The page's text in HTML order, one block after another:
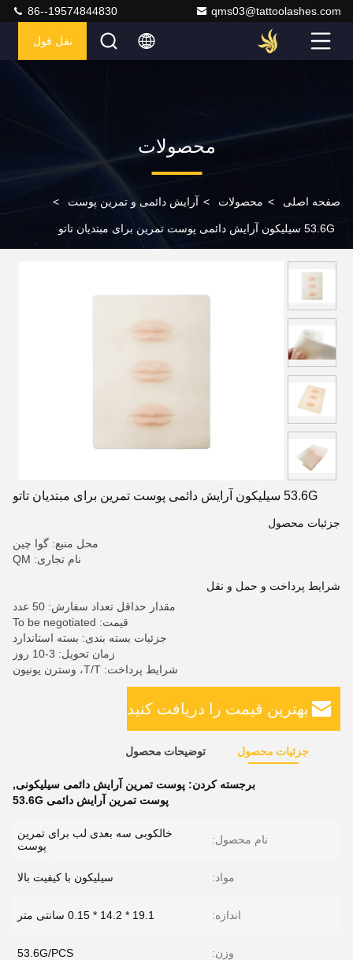
qms03@tattoolashes.com
86--19574844830
نقل قول
محصولات
صفحه اصلی > محصولات > آرایش دائمی و تمرین پوست >
53.6G سیلیکون آرایش دائمی پوست تمرین برای مبتدیان تاتو
53.6G سیلیکون آرایش دائمی پوست تمرین برای مبتدیان تاتو
جزئیات محصول
محل منبع: گوا چین
نام تجاری: QM
شرایط پرداخت و حمل و نقل
مقدار حداقل تعداد سفارش: 50 عدد
قیمت: To be negotiated
جزئیات بسته بندی: بسته استاندارد
زمان تحویل: 3-10 روز
شرایط پرداخت: T/T، وسترن یونیون
بهترین قیمت را دریافت کنید
جزئیات محصول توضیحات محصول
برجسته کردن: پوست تمرین آرایش دائمی سیلیکونی,
پوست تمرین آرایش دائمی 53.6G
نام محصول:
خالکوبی سه بعدی لب برای تمرین
پوست
مواد: سیلیکون با کیفیت بالا
اندازه: 19.1 * 14.2 * 0.15 سانتی متر
وزن: 53.6G/PCS